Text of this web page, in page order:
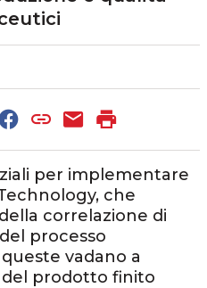
per implementare
che
correlazione di
processo
vadano a
prodotto finito